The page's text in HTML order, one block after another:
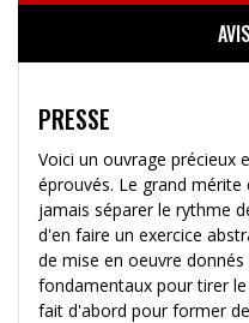
PRESSE
Voici un ouvrage précieux
éprouvés. Le grand
jamais séparer le rythme
d'en faire un exercice
de mise en oeuvre
fondamentaux pour tirer
fait d'abord pour former